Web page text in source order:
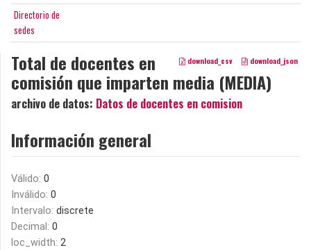
Directorio de
sedes
download_csv download_json
Total de docentes en
comisión que imparten media (MEDIA)
archivo de datos: Datos de docentes en comision
Información general
Válido: 0
Inválido: 0
Intervalo: discrete
Decimal: 0
loc_width: 2